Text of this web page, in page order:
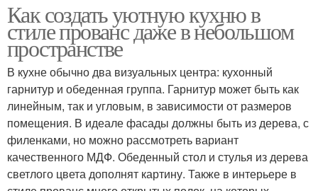
Как создать уютную кухню в
стиле прованс даже в небольшом
пространстве
В кухне обычно два визуальных центра: кухонный
гарнитур и обеденная группа. Гарнитур может быть как
линейным, так и угловым, в зависимости от размеров
помещения. В идеале фасады должны быть из дерева, с
филенками, но можно рассмотреть вариант
качественного МДФ. Обеденный стол и стулья из дерева
светлого цвета дополнят картину. Также в интерьере в